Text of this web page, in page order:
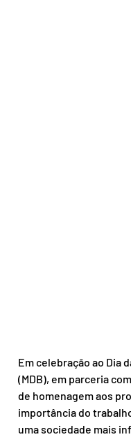
Em celebração ao Dia
(MDB), em parceria
de homenagem aos
importância do
uma sociedade mais